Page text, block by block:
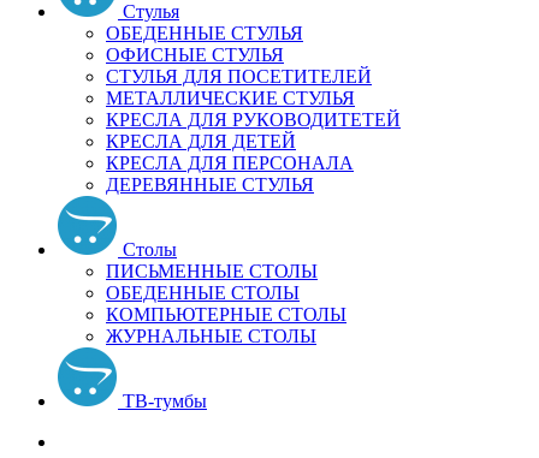
Стулья
ОБЕДЕННЫЕ СТУЛЬЯ
ОФИСНЫЕ СТУЛЬЯ
СТУЛЬЯ ДЛЯ ПОСЕТИТЕЛЕЙ
МЕТАЛЛИЧЕСКИЕ СТУЛЬЯ
КРЕСЛА ДЛЯ РУКОВОДИТЕТЕЙ
КРЕСЛА ДЛЯ ДЕТЕЙ
КРЕСЛА ДЛЯ ПЕРСОНАЛА
ДЕРЕВЯННЫЕ СТУЛЬЯ
Столы
ПИСЬМЕННЫЕ СТОЛЫ
ОБЕДЕННЫЕ СТОЛЫ
КОМПЬЮТЕРНЫЕ СТОЛЫ
ЖУРНАЛЬНЫЕ СТОЛЫ
ТВ-тумбы